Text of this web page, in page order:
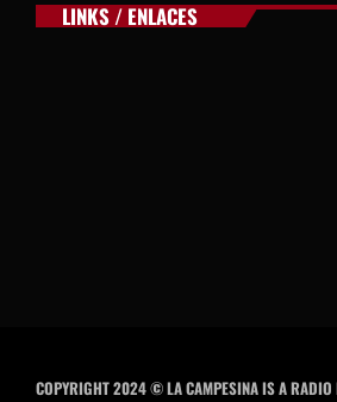
LINKS / ENLACES
COPYRIGHT 2024 © LA CAMPESINA IS A RADIO